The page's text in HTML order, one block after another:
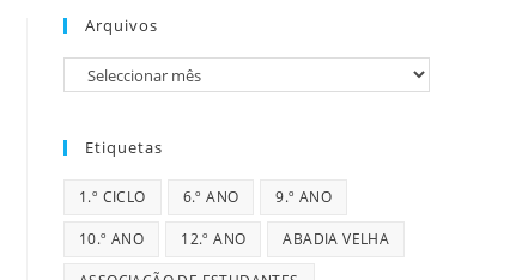
Arquivos
Arquivos
Etiquetas
1.º CICLO 6.º ANO 9.º ANO
10.º ANO 12.º ANO ABADIA VELHA